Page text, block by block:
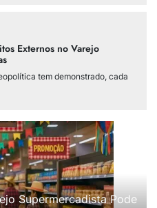
Externos no Varejo
tem demonstrado, cada
Supermercadista Pode